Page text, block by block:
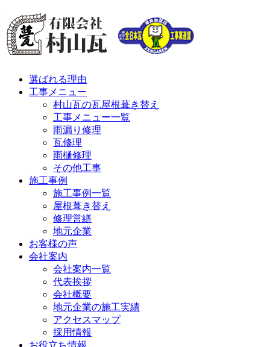
選ばれる理由
工事メニュー
村山瓦の瓦屋根葺き替え
工事メニュー一覧
雨漏り修理
瓦修理
雨樋修理
その他工事
施工事例
施工事例一覧
屋根葺き替え
修理営繕
地元企業
お客様の声
会社案内
会社案内一覧
代表挨拶
会社概要
地元企業の施工実績
アクセスマップ
採用情報
お役立ち情報